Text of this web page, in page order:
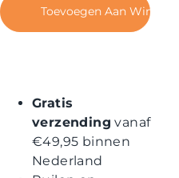
Toevoegen Aan
Gratis
verzending vanaf
€49,95 binnen
Nederland